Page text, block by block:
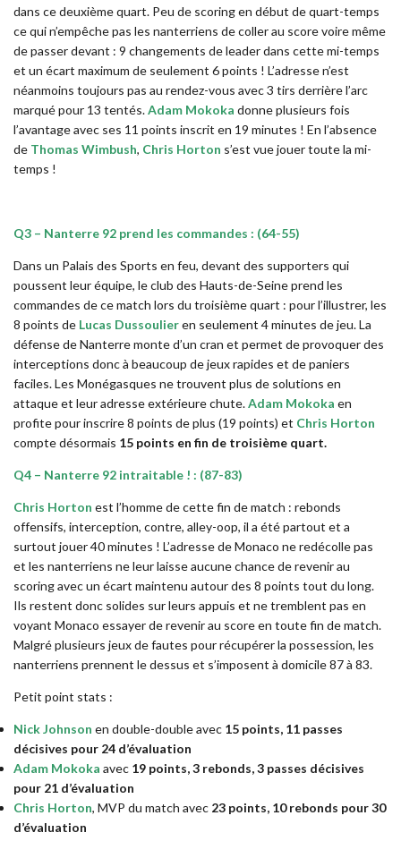
dans ce deuxième quart. Peu de scoring en début de quart-temps
ce qui n’empêche pas les nanterriens de coller au score voire même
de passer devant : 9 changements de leader dans cette mi-temps
et un écart maximum de seulement 6 points ! L’adresse n’est
néanmoins toujours pas au rendez-vous avec 3 tirs derrière l’arc
marqué pour 13 tentés.Adam Mokoka donne plusieurs fois
l’avantage avec ses 11 points inscrit en 19 minutes ! En l’absence
de Thomas Wimbush, Chris Horton s’est vue jouer toute la mi-
temps !
Q3 – Nanterre 92 prend les commandes : (64-55)
Dans un Palais des Sports en feu, devant des supporters qui
poussent leur équipe, le club des Hauts-de-Seine prend les
commandes de ce match lors du troisième quart : pour l’illustrer, les
8 points de Lucas Dussoulieren seulement 4 minutes de jeu. La
défense de Nanterre monte d’un cran et permet de provoquer des
interceptions donc à beaucoup de jeux rapides et de paniers
faciles. Les Monégasques ne trouvent plus de solutions en
attaque et leur adresse extérieure chute.Adam Mokoka en
profite pour inscrire 8 points de plus (19 points) et Chris Horton
compte désormais 15 points en fin de troisième quart.
Q4 – Nanterre 92 intraitable ! : (87-83)
Chris Horton est l’homme de cette fin de match : rebonds
offensifs, interception, contre, alley-oop, il a été partout et a
surtout jouer 40 minutes ! L’adresse de Monaco ne redécolle pas
et les nanterriens ne leur laisse aucune chance de revenir au
scoring avec un écart maintenu autour des 8 points tout du long.
Ils restent donc solides sur leurs appuis et ne tremblent pas en
voyant Monaco essayer de revenir au score en toute fin de match.
Malgré plusieurs jeux de fautes pour récupérer la possession, les
nanterriens prennent le dessus et s’imposent à domicile 87 à 83.
Petit point stats :
Nick Johnson en double-double avec 15 points, 11 passes
décisives pour 24 d’évaluation
Adam Mokoka avec 19 points, 3 rebonds, 3 passes décisives
pour 21 d’évaluation
Chris Horton, MVP du match avec 23 points, 10 rebonds pour 30
d’évaluation